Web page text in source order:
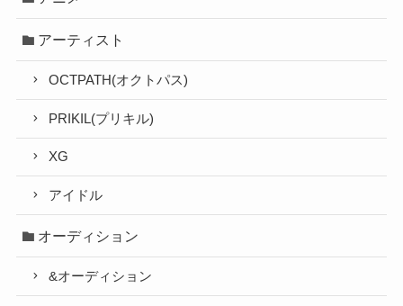
アーティスト
OCTPATH(オクトパス)
PRIKIL(プリキル)
XG
アイドル
オーディション
&オーディション